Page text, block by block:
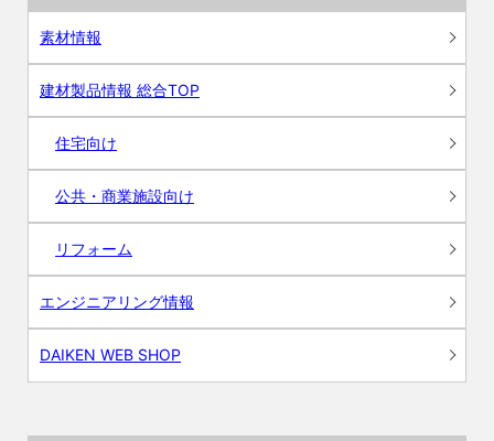
素材情報
建材製品情報 総合TOP
住宅向け
公共・商業施設向け
リフォーム
エンジニアリング情報
DAIKEN WEB SHOP